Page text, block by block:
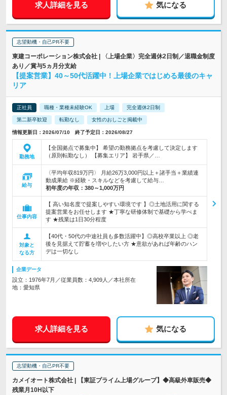
求人詳細を見る 気になる
志望動機・自己PR不要
東建コーポレーション株式会社 | 〈上場企業〉完全週休2日制／退職金制度
あり／賞与5ヵ月分支給
【提案営業】40～50代活躍中！上場企業ではじめる最後のキャ
リア
正社員 職種・業種未経験OK 上場 完全週休2日制
第二新卒歓迎 転勤なし 女性のおしごと掲載中
情報更新日：2026/07/10 終了予定日：2026/08/27
勤務地
【全国拠点で募集中】 希望の勤務拠点を考慮して決定します
（原則転勤なし） 【募集エリア】 岩手県／…
給与
〈平均年収819万円〉 月給26万3,000円以上＋諸手当＋業績連
動成果給 ※経験・スキルなどを考慮して給与…
初年度の年収： 380～1,000万円
仕事内容
【 高い知名度で提案しやすい環境です 】◎土地活用に関する
提案営業をお任せします ★丁寧な研修体制で基礎から学べま
す ★残業は1日30分程度
対象と
なる方
【40代・50代の中途社員も多数活躍中】◎高校卒業以上 ◎老
後を見据えて貯蓄を増やしたい方 ★意欲があれば年齢のハン
デは一切なし
企業データ
設立：1976年7月／従業員数：4,909人／本社所在
地：愛知県
求人詳細を見る 気になる
志望動機・自己PR不要
カメイオート株式会社 | 【東証プライム上場グループ】◆高級外車販売◆
残業月10H以下